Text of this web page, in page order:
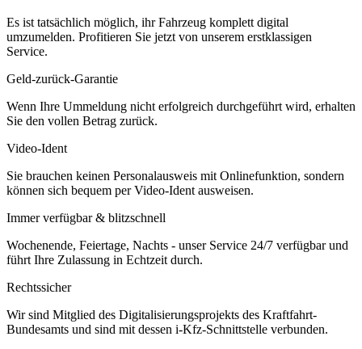
Es ist tatsächlich möglich, ihr Fahrzeug komplett digital
umzumelden. Profitieren Sie jetzt von unserem erstklassigen
Service.
Geld-zurück-Garantie
Wenn Ihre Ummeldung nicht erfolgreich durchgeführt wird, erhalten
Sie den vollen Betrag zurück.
Video-Ident
Sie brauchen keinen Personalausweis mit Onlinefunktion, sondern
können sich bequem per Video-Ident ausweisen.
Immer verfügbar & blitzschnell
Wochenende, Feiertage, Nachts - unser Service 24/7 verfügbar und
führt Ihre Zulassung in Echtzeit durch.
Rechtssicher
Wir sind Mitglied des Digitalisierungsprojekts des Kraftfahrt-
Bundesamts und sind mit dessen i-Kfz-Schnittstelle verbunden.